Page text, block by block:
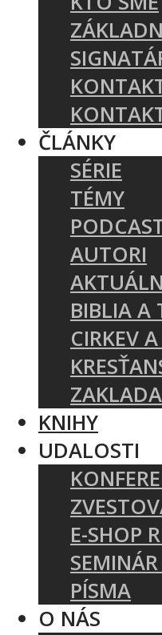
ČLÁNKY
SÉRIE
TÉMY
AUTORI
BIBLIA A
CIRKEV
KNIHY
UDALOSTI
E-SHOP
PÍSMA
O NÁS